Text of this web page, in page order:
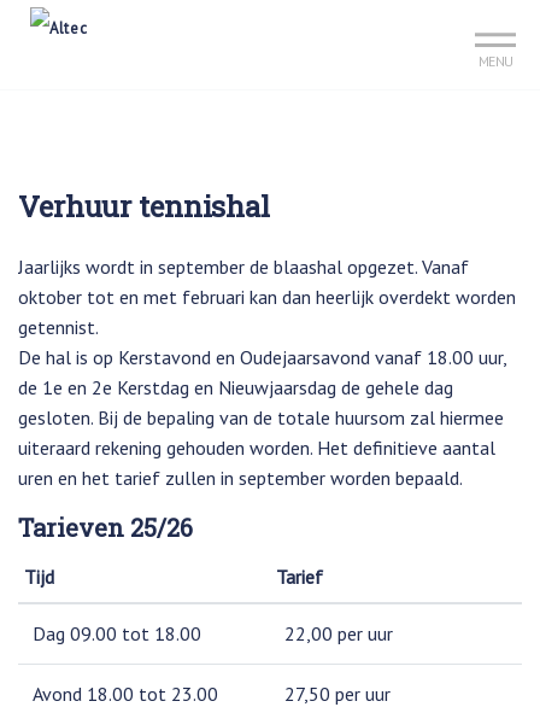
Sign up?
MENU
Verhuur tennishal
Jaarlijks wordt in september de blaashal opgezet. Vanaf
oktober tot en met februari kan dan heerlijk overdekt worden
getennist.
De hal is op Kerstavond en Oudejaarsavond vanaf 18.00 uur,
de 1e en 2e Kerstdag en Nieuwjaarsdag de gehele dag
gesloten. Bij de bepaling van de totale huursom zal hiermee
uiteraard rekening gehouden worden. Het definitieve aantal
uren en het tarief zullen in september worden bepaald.
Tarieven 25/26
Tijd Tarief
Dag 09.00 tot 18.00 22,00 per uur
Avond 18.00 tot 23.00 27,50 per uur